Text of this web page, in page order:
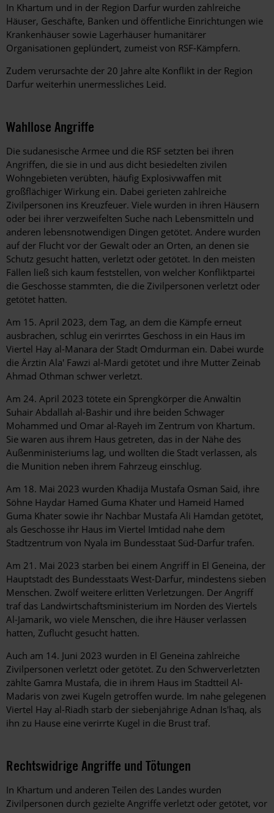
In Khartum und in der Region Darfur wurden zahlreiche
Häuser, Geschäfte, Banken und öffentliche Einrichtungen wie
Krankenhäuser sowie Lagerhäuser humanitärer
Organisationen geplündert, zumeist von RSF-Kämpfern.
Zudem verursachte der 20 Jahre alte Konflikt in der Region
Darfur weiterhin unermessliches Leid.
Wahllose Angriffe
Die sudanesische Armee und die RSF setzten bei ihren
Angriffen, die sie in und aus dicht besiedelten zivilen
Wohngebieten verübten, häufig Explosivwaffen mit
großflächiger Wirkung ein. Dabei gerieten zahlreiche
Zivilpersonen ins Kreuzfeuer. Viele wurden in ihren Häusern
oder bei ihrer verzweifelten Suche nach Lebensmitteln und
anderen lebensnotwendigen Dingen getötet. Andere wurden
auf der Flucht vor der Gewalt oder an Orten, an denen sie
Schutz gesucht hatten, verletzt oder getötet. In den meisten
Fällen ließ sich kaum feststellen, von welcher Konfliktpartei
die Geschosse stammten, die die Zivilpersonen verletzt oder
getötet hatten.
Am 15. April 2023, dem Tag, an dem die Kämpfe erneut
ausbrachen, schlug ein verirrtes Geschoss in ein Haus im
Viertel Hay al-Manara der Stadt Omdurman ein. Dabei wurde
die Ärztin Ala' Fawzi al-Mardi getötet und ihre Mutter Zeinab
Ahmad Othman schwer verletzt.
Am 24. April 2023 tötete ein Sprengkörper die Anwältin
Suhair Abdallah al-Bashir und ihre beiden Schwager
Mohammed und Omar al-Rayeh im Zentrum von Khartum.
Sie waren aus ihrem Haus getreten, das in der Nähe des
Außenministeriums lag, und wollten die Stadt verlassen, als
die Munition neben ihrem Fahrzeug einschlug.
Am 18. Mai 2023 wurden Khadija Mustafa Osman Said, ihre
Söhne Haydar Hamed Guma Khater und Hameid Hamed
Guma Khater sowie ihr Nachbar Mustafa Ali Hamdan getötet,
als Geschosse ihr Haus im Viertel Imtidad nahe dem
Stadtzentrum von Nyala im Bundesstaat Süd-Darfur trafen.
Am 21. Mai 2023 starben bei einem Angriff in El Geneina, der
Hauptstadt des Bundesstaats West-Darfur, mindestens sieben
Menschen. Zwölf weitere erlitten Verletzungen. Der Angriff
traf das Landwirtschaftsministerium im Norden des Viertels
Al-Jamarik, wo viele Menschen, die ihre Häuser verlassen
hatten, Zuflucht gesucht hatten.
Auch am 14. Juni 2023 wurden in El Geneina zahlreiche
Zivilpersonen verletzt oder getötet. Zu den Schwerverletzten
zählte Gamra Mustafa, die in ihrem Haus im Stadtteil Al-
Madaris von zwei Kugeln getroffen wurde. Im nahe gelegenen
Viertel Hay al-Riadh starb der siebenjährige Adnan Is'haq, als
ihn zu Hause eine verirrte Kugel in die Brust traf.
Rechtswidrige Angriffe und Tötungen
In Khartum und anderen Teilen des Landes wurden
Zivilpersonen durch gezielte Angriffe verletzt oder getötet, vor